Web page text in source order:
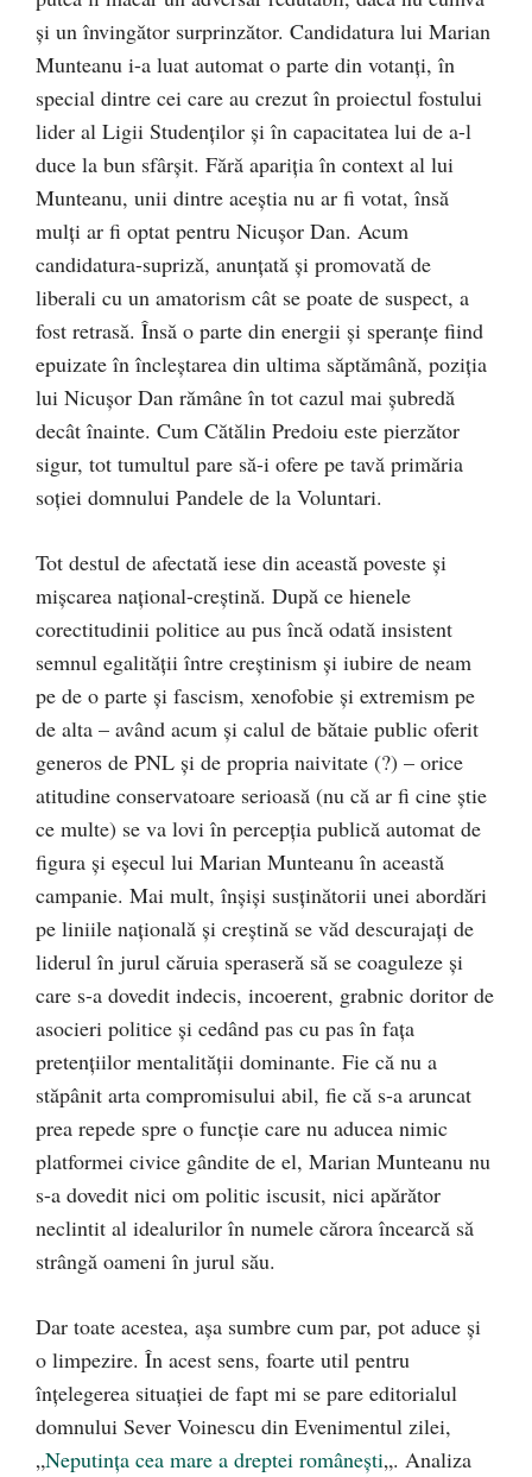
şi un învingător surprinzător. Candidatura lui Marian
Munteanu i-a luat automat o parte din votanţi, în
special dintre cei care au crezut în proiectul fostului
lider al Ligii Studenţilor şi în capacitatea lui de a-l
duce la bun sfârşit. Fără apariţia în context al lui
Munteanu, unii dintre aceştia nu ar fi votat, însă
mulţi ar fi optat pentru Nicuşor Dan. Acum
candidatura-supriză, anunţată şi promovată de
liberali cu un amatorism cât se poate de suspect, a
fost retrasă. Însă o parte din energii şi speranţe fiind
epuizate în încleştarea din ultima săptămână, poziţia
lui Nicuşor Dan rămâne în tot cazul mai şubredă
decât înainte. Cum Cătălin Predoiu este pierzător
sigur, tot tumultul pare să-i ofere pe tavă primăria
soţiei domnului Pandele de la Voluntari.
Tot destul de afectată iese din această poveste şi
mişcarea naţional-creştină. După ce hienele
corectitudinii politice au pus încă odată insistent
semnul egalităţii între creştinism şi iubire de neam
pe de o parte şi fascism, xenofobie şi extremism pe
de alta – având acum şi calul de bătaie public oferit
generos de PNL şi de propria naivitate (?) – orice
atitudine conservatoare serioasă (nu că ar fi cine ştie
ce multe) se va lovi în percepţia publică automat de
figura şi eşecul lui Marian Munteanu în această
campanie. Mai mult, înşişi susţinătorii unei abordări
pe liniile naţională şi creştină se văd descurajaţi de
liderul în jurul căruia speraseră să se coaguleze şi
care s-a dovedit indecis, incoerent, grabnic doritor de
asocieri politice şi cedând pas cu pas în faţa
pretenţiilor mentalităţii dominante. Fie că nu a
stăpânit arta compromisului abil, fie că s-a aruncat
prea repede spre o funcţie care nu aducea nimic
platformei civice gândite de el, Marian Munteanu nu
s-a dovedit nici om politic iscusit, nici apărător
neclintit al idealurilor în numele cărora încearcă să
strângă oameni în jurul său.
Dar toate acestea, aşa sumbre cum par, pot aduce şi
o limpezire. În acest sens, foarte util pentru
înţelegerea situaţiei de fapt mi se pare editorialul
domnului Sever Voinescu din Evenimentul zilei,
„Neputinţa cea mare a dreptei româneşti„. Analiza